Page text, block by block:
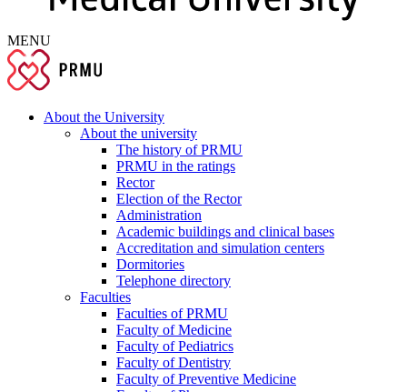
MENU
About the University
About the university
The history of PRMU
PRMU in the ratings
Rector
Election of the Rector
Administration
Academic buildings and clinical bases
Accreditation and simulation centers
Dormitories
Telephone directory
Faculties
Faculties of PRMU
Faculty of Medicine
Faculty of Pediatrics
Faculty of Dentistry
Faculty of Preventive Medicine